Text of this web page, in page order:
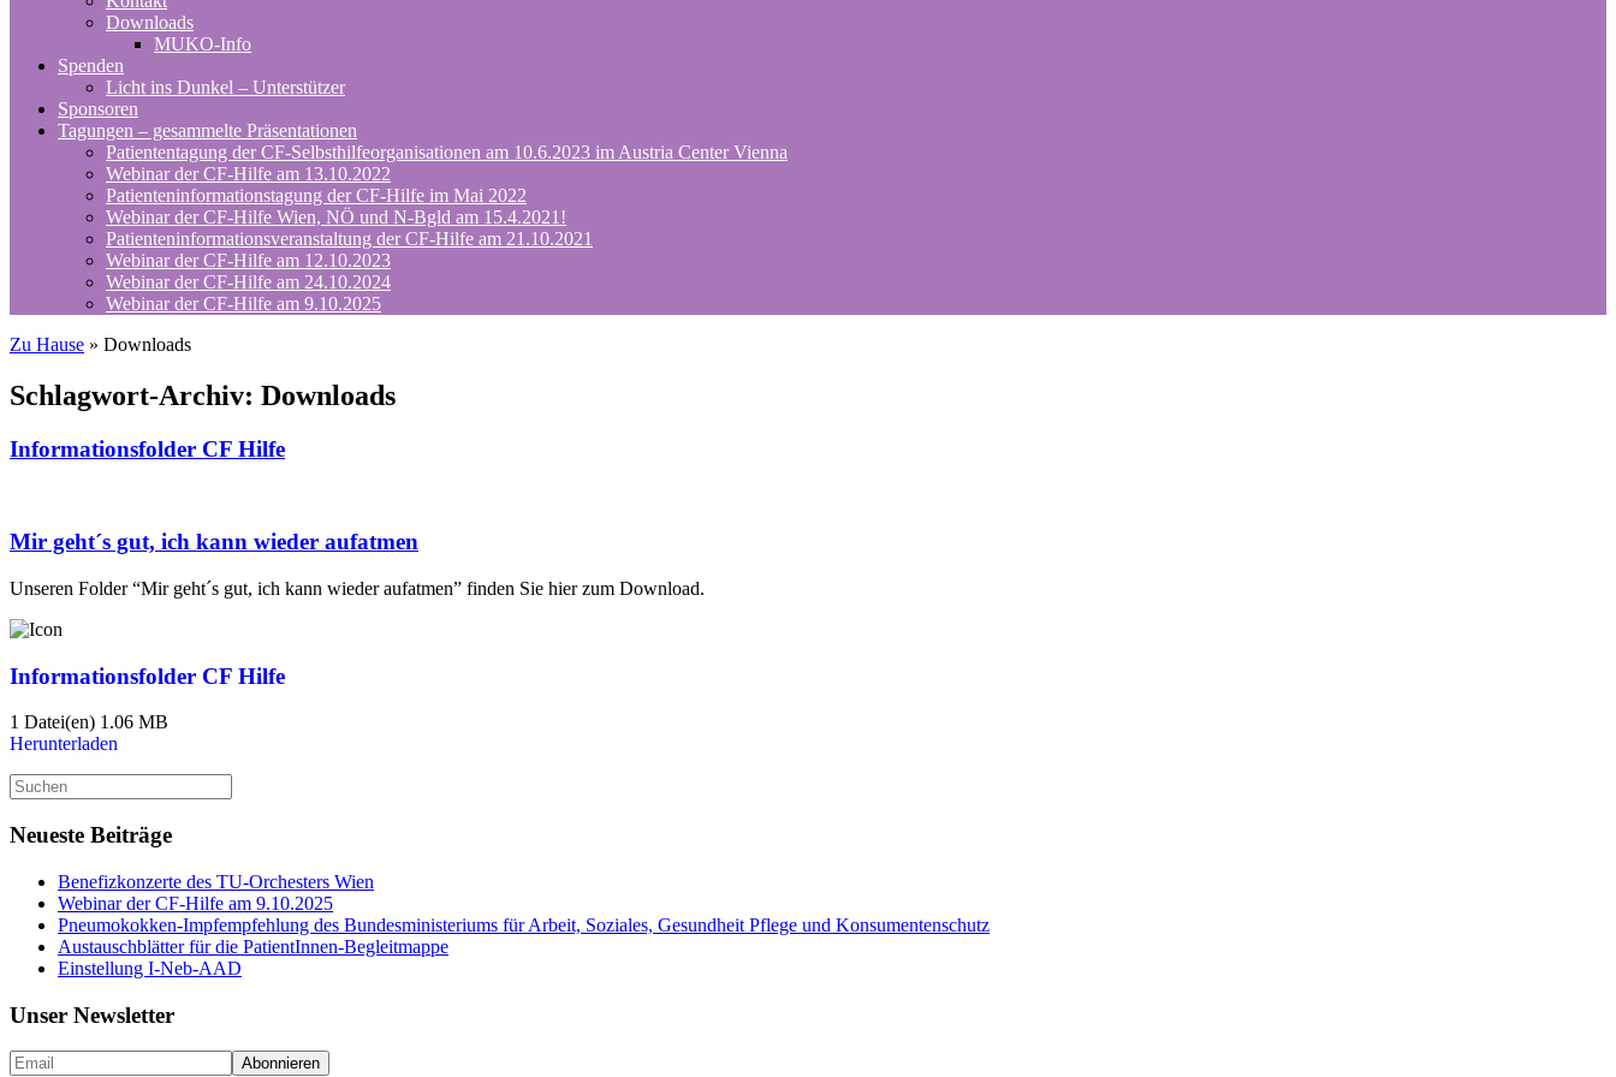
Downloads
MUKO-Info
Spenden
Licht ins Dunkel – Unterstützer
Sponsoren
Tagungen – gesammelte Präsentationen
Patiententagung der CF-Selbsthilfeorganisationen am 10.6.2023 im Austria Center Vienna
Webinar der CF-Hilfe am 13.10.2022
Patienteninformationstagung der CF-Hilfe im Mai 2022
Webinar der CF-Hilfe Wien, NÖ und N-Bgld am 15.4.2021!
Patienteninformationsveranstaltung der CF-Hilfe am 21.10.2021
Webinar der CF-Hilfe am 12.10.2023
Webinar der CF-Hilfe am 24.10.2024
Webinar der CF-Hilfe am 9.10.2025
Zu Hause » Downloads
Schlagwort-Archiv: Downloads
Informationsfolder CF Hilfe
Mir geht´s gut, ich kann wieder aufatmen
Unseren Folder “Mir geht´s gut, ich kann wieder aufatmen” finden Sie hier zum Download.
Informationsfolder CF Hilfe
1 Datei(en) 1.06 MB
Herunterladen
Suche
nach:
Neueste Beiträge
Benefizkonzerte des TU-Orchesters Wien
Webinar der CF-Hilfe am 9.10.2025
Pneumokokken-Impfempfehlung des Bundesministeriums für Arbeit, Soziales, Gesundheit Pflege und Konsumentenschutz
Austauschblätter für die PatientInnen-Begleitmappe
Einstellung I-Neb-AAD
Unser Newsletter